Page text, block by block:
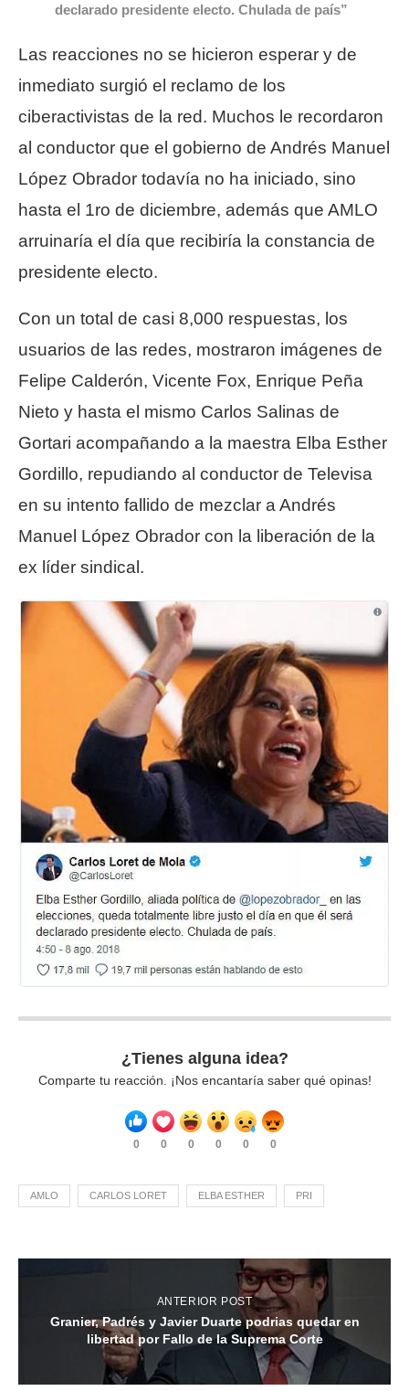
declarado presidente electo. Chulada de país”
Las reacciones no se hicieron esperar y de
inmediato surgió el reclamo de los
ciberactivistas de la red. Muchos le recordaron
al conductor que el gobierno de Andrés Manuel
López Obrador todavía no ha iniciado, sino
hasta el 1ro de diciembre, además que AMLO
arruinaría el día que recibiría la constancia de
presidente electo.
Con un total de casi 8,000 respuestas, los
usuarios de las redes, mostraron imágenes de
Felipe Calderón, Vicente Fox, Enrique Peña
Nieto y hasta el mismo Carlos Salinas de
Gortari acompañando a la maestra Elba Esther
Gordillo, repudiando al conductor de Televisa
en su intento fallido de mezclar a Andrés
Manuel López Obrador con la liberación de la
ex líder sindical.
¿Tienes alguna idea?
Comparte tu reacción. ¡Nos encantaría saber qué opinas!
0 0 0 0 0 0
AMLO CARLOS LORET ELBA ESTHER PRI
ANTERIOR POST
Granier, Padrés y Javier Duarte podrias quedar en
libertad por Fallo de la Suprema Corte